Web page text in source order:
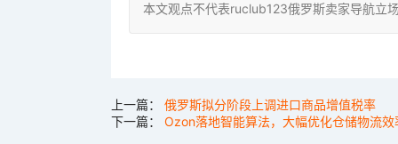
本文观点不代表ruclub123俄罗斯卖家导航立
上一篇： 俄罗斯拟分阶段上调进口商品增值税率
下一篇： Ozon落地智能算法，大幅优化仓储物流效